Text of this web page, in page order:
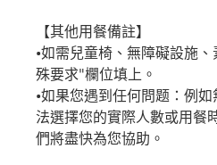
【其他用餐備註】
•如需兒童椅、無障礙設施
殊要求"欄位填上。
•如果您遇到任何問题：例
法選擇您的實際人數或用餐
們將盡快為您協助。